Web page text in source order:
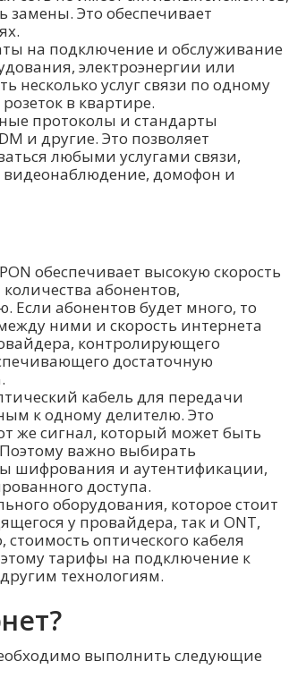
замены. Это обеспечивает
на подключение и обслуживание
электроэнергии или
несколько услуг связи по одному
в квартире.
протоколы и стандарты
и другие. Это позволяет
любыми услугами связи,
видеонаблюдение, домофон и
обеспечивает высокую скорость
абонентов,
абонентов будет много, то
ними и скорость интернета
контролирующего
достаточную
кабель для передачи
к одному делителю. Это
же сигнал, который может быть
важно выбирать
шифрования и аутентификации,
доступа.
оборудования, которое стоит
у провайдера, так и ONT,
оптического кабеля
тарифы на подключение к
технологиям.
выполнить следующие